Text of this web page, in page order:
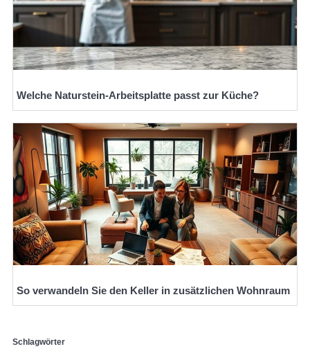
Welche Naturstein-Arbeitsplatte passt zur Küche?
So verwandeln Sie den Keller in zusätzlichen Wohnraum
Schlagwörter